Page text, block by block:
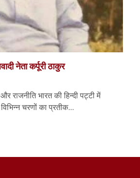
नेता कर्पूरी ठाकुर
राजनीति भारत की हिन्दी पट्टी में
चरणों का प्रतीक...